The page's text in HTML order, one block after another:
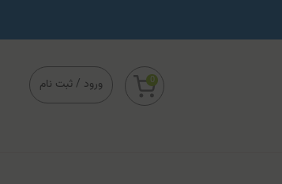
ورود / ثبت نام 0